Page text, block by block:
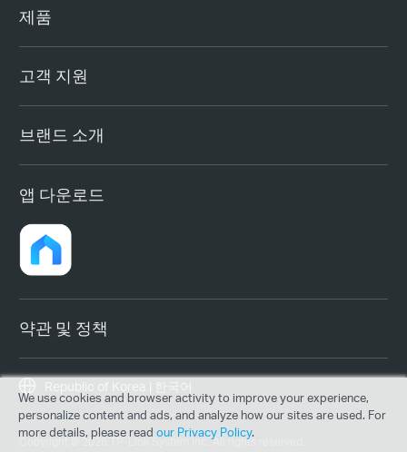
제품
고객 지원
브랜드 소개
앱 다운로드
약관 및 정책
Copyright © 2026 TP-Link System Inc. All rights reserved.
Republic of Korea | 한국어
We use cookies and browser activity to improve your experience,
personalize content and ads, and analyze how our sites are used. For
more details, please read our Privacy Policy.